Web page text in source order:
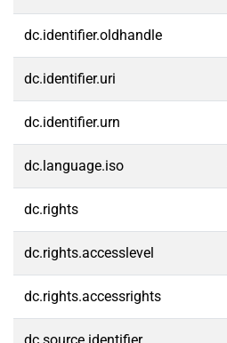
dc.identifier.oldhandle
dc.identifier.uri
dc.identifier.urn
dc.language.iso
dc.rights
dc.rights.accesslevel
dc.rights.accessrights